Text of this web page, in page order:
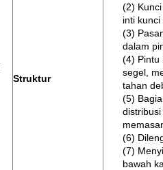
Struktur
(2)
inti
(3)
dalam
(4) Pintu
segel,
tahan
(5)
(6)
(7)
bawah